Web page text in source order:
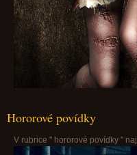
Hororové povídky
V rubrice " hororové povídky "